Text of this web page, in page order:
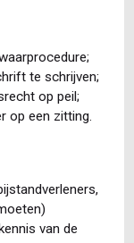
te schrijven;
op peil;
op een zitting.
van de